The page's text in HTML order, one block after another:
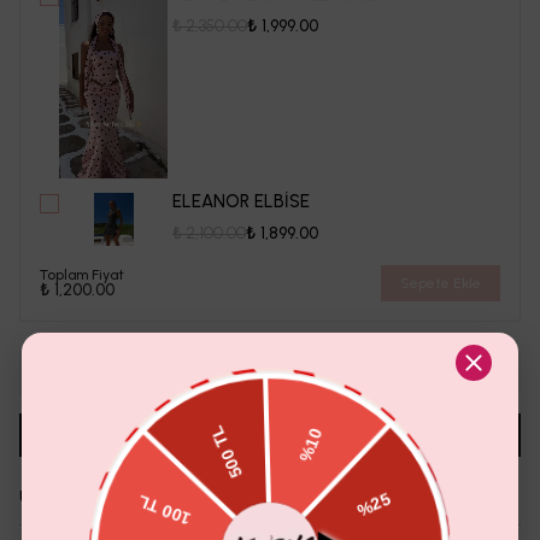
₺ 1,999.00
ELEANOR ELBİSE
₺ 1,899.00
Toplam Fiyat
₺ 1,200.00
Sepete Ekle
Aradığın Beden Tükendi Mi? Whatsapp'tan Sor
Ürün Detayı